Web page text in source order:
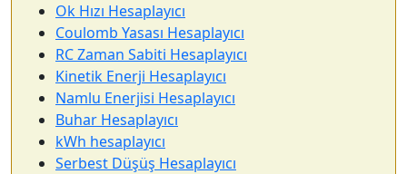
Ok Hızı Hesaplayıcı
Coulomb Yasası Hesaplayıcı
RC Zaman Sabiti Hesaplayıcı
Kinetik Enerji Hesaplayıcı
Namlu Enerjisi Hesaplayıcı
Buhar Hesaplayıcı
kWh hesaplayıcı
Serbest Düşüş Hesaplayıcı